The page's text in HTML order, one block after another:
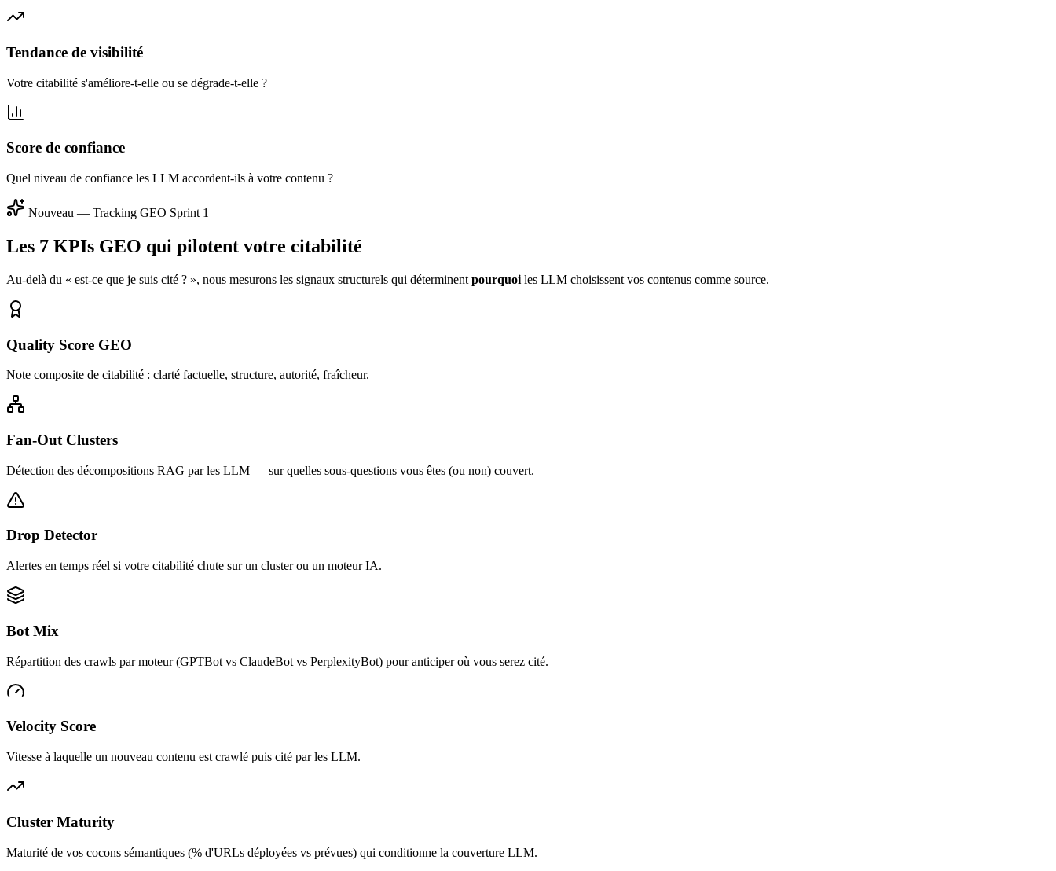
Tendance de visibilité
Votre citabilité s'améliore-t-elle ou se dégrade-t-elle ?
Score de confiance
Quel niveau de confiance les LLM accordent-ils à votre contenu ?
Nouveau — Tracking GEO Sprint 1
Les 7 KPIs GEO qui pilotent votre citabilité
Au-delà du « est-ce que je suis cité ? », nous mesurons les signaux structurels qui déterminent pourquoi les LLM choisissent vos contenus comme source.
Quality Score GEO
Note composite de citabilité : clarté factuelle, structure, autorité, fraîcheur.
Fan-Out Clusters
Détection des décompositions RAG par les LLM — sur quelles sous-questions vous êtes (ou non) couvert.
Drop Detector
Alertes en temps réel si votre citabilité chute sur un cluster ou un moteur IA.
Bot Mix
Répartition des crawls par moteur (GPTBot vs ClaudeBot vs PerplexityBot) pour anticiper où vous serez cité.
Velocity Score
Vitesse à laquelle un nouveau contenu est crawlé puis cité par les LLM.
Cluster Maturity
Maturité de vos cocons sémantiques (% d'URLs déployées vs prévues) qui conditionne la couverture LLM.